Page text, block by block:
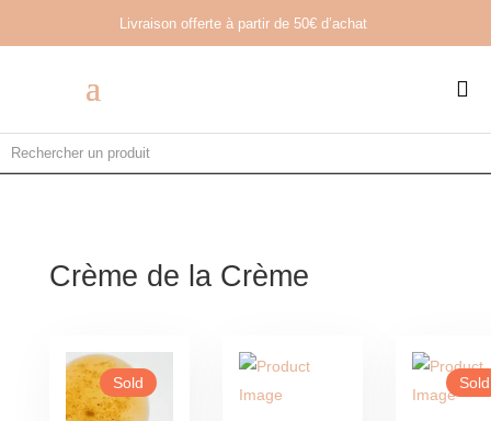
Livraison offerte à partir de 50€ d’achat

Crème de la Crème
Sold Sold